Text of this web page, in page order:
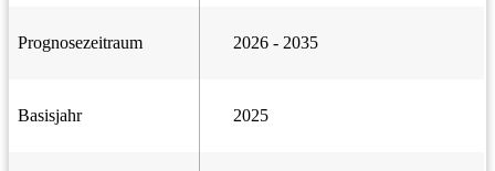
Prognosezeitraum 2026 - 2035
Basisjahr 2025